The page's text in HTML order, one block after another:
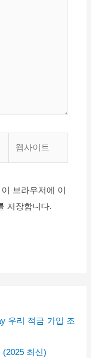
트
브라우저에 이
저장합니다.
우리 적금 가입 조
최신)